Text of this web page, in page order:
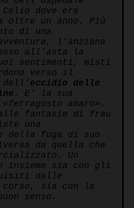
dove era
oltre un anno. Più
di una
l’anziana
all’asta la
sentimenti, misti
verso il
dell’ eccidio delle
. E’ la sua
amaro».
alle fantasie di frau
una
della fuga di suo
da quella che
Un
insieme sia con gli
dalle
sia con la
senso.